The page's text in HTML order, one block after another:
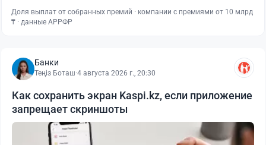
Доля выплат от собранных премий · компании с премиями от 10 млрд
₸ · данные АРРФР
Банки
Теңіз Боташ·4 августа 2026 г., 20:30
Как сохранить экран Kaspi.kz, если приложение
запрещает скриншоты